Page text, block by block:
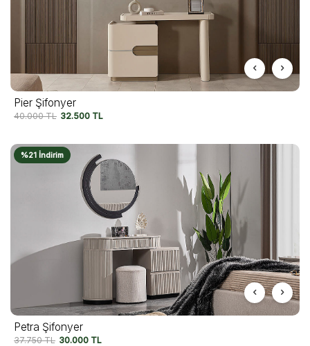
Pier Şifonyer
40.000TL 32.500 TL
%21 İndirim
Petra Şifonyer
37.750TL 30.000 TL